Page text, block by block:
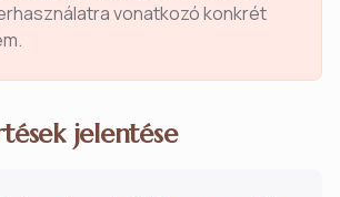
vonatkozó konkrét
jelentése